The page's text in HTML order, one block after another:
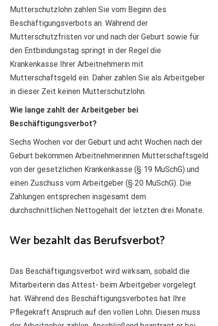
Mutterschutzlohn zahlen Sie vom Beginn des
Beschäftigungsverbots an. Während der
Mutterschutzfristen vor und nach der Geburt sowie für
den Entbindungstag springt in der Regel die
Krankenkasse Ihrer Arbeitnehmerin mit
Mutterschaftsgeld ein. Daher zahlen Sie als Arbeitgeber
in dieser Zeit keinen Mutterschutzlohn.
Wie lange zahlt der Arbeitgeber bei
Beschäftigungsverbot?
Sechs Wochen vor der Geburt und acht Wochen nach der
Geburt bekommen Arbeitnehmerinnen Mutterschaftsgeld
von der gesetzlichen Krankenkasse (§ 19 MuSchG) und
einen Zuschuss vom Arbeitgeber (§ 20 MuSchG). Die
Zahlungen entsprechen insgesamt dem
durchschnittlichen Nettogehalt der letzten drei Monate.
Wer bezahlt das Berufsverbot?
Das Beschäftigungsverbot wird wirksam, sobald die
Mitarbeiterin das Attest- beim Arbeitgeber vorgelegt
hat. Während des Beschäftigungsverbotes hat Ihre
Pflegekraft Anspruch auf den vollen Lohn. Diesen muss